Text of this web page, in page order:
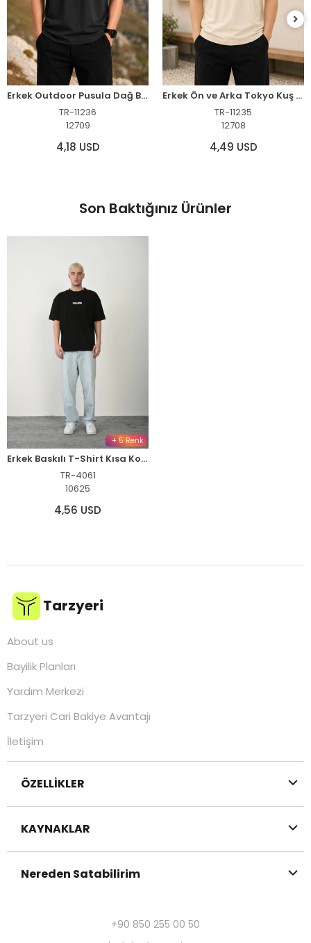
Erkek Outdoor Pusula Dağ Baskılı Kısa Kollu Oversize T-Shirt - Siyah
TR-11236
12709
4,18 USD
Erkek Ön ve Arka Tokyo Kuş Çiçek Baskılı Oversize T-Shirt - Ekru
TR-11235
12708
4,49 USD
Son Baktığınız Ürünler
+ 5 Renk
Erkek Baskılı T-Shirt Kısa Kol Bisiklet Yaka Rahat Kalıp Tişört - Siyah
TR-4061
10625
4,56 USD
Tarzyeri
About us
Bayilik Planları
Yardım Merkezi
Tarzyeri Cari Bakiye Avantajı
İletişim
ÖZELLİKLER
KAYNAKLAR
Nereden Satabilirim
+90 850 255 00 50